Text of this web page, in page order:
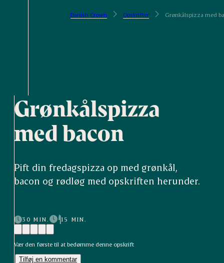
Danish Crown Opskrifter Grønkålspizza med
Grønkålspizza
med bacon
Pift din fredagspizza op med grønkål,
bacon og rødløg med opskriften herunder.
30 MIN. 15 MIN.
Vær den første til at bedømme denne opskrift
Tilføj en kommentar